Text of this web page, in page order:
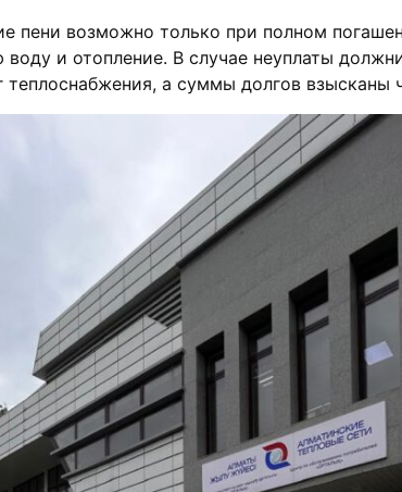
пени возможно только при полном
воду и отопление. В случае неуплаты
теплоснабжения, а суммы долгов взысканы